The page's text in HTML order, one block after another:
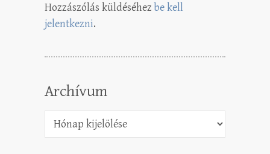
Hozzászólás küldéséhezbe kell
jelentkezni.
Archívum